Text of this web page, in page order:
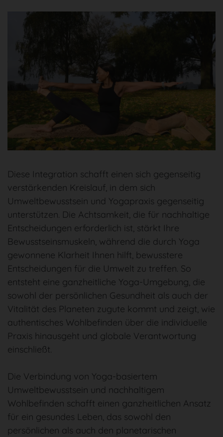
Diese Integration schafft einen sich gegenseitig
verstärkenden Kreislauf, in dem sich
Umweltbewusstsein und Yogapraxis gegenseitig
unterstützen. Die Achtsamkeit, die für nachhaltige
Entscheidungen erforderlich ist, stärkt Ihre
Bewusstseinsmuskeln, während die durch Yoga
gewonnene Klarheit Ihnen hilft, bewusstere
Entscheidungen für die Umwelt zu treffen. So
entsteht eine ganzheitliche Yoga-Umgebung, die
sowohl der persönlichen Gesundheit als auch der
Vitalität des Planeten zugute kommt und zeigt, wie
authentisches Wohlbefinden über die individuelle
Praxis hinausgeht und globale Verantwortung
einschließt.
Die Verbindung von Yoga-basiertem
Umweltbewusstsein und nachhaltigem
Wohlbefinden schafft einen ganzheitlichen Ansatz
für ein gesundes Leben, das sowohl den
persönlichen als auch den planetarischen